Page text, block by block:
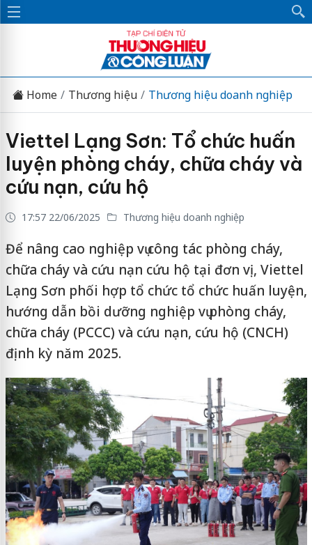
Home Thương hiệu Thương hiệu doanh nghiệp
Viettel Lạng Sơn: Tổ chức huấn
luyện phòng cháy, chữa cháy và
cứu nạn, cứu hộ
17:57 22/06/2025 Thương hiệu doanh nghiệp
Để nâng cao nghiệp vụ công tác phòng cháy,
chữa cháy và cứu nạn cứu hộ tại đơn vị, Viettel
Lạng Sơn phối hợp tổ chức tổ chức huấn luyện,
hướng dẫn bồi dưỡng nghiệp vụ phòng cháy,
chữa cháy (PCCC) và cứu nạn, cứu hộ (CNCH)
định kỳ năm 2025.